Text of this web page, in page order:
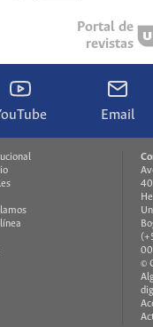
Portal de
revistas
Email
©